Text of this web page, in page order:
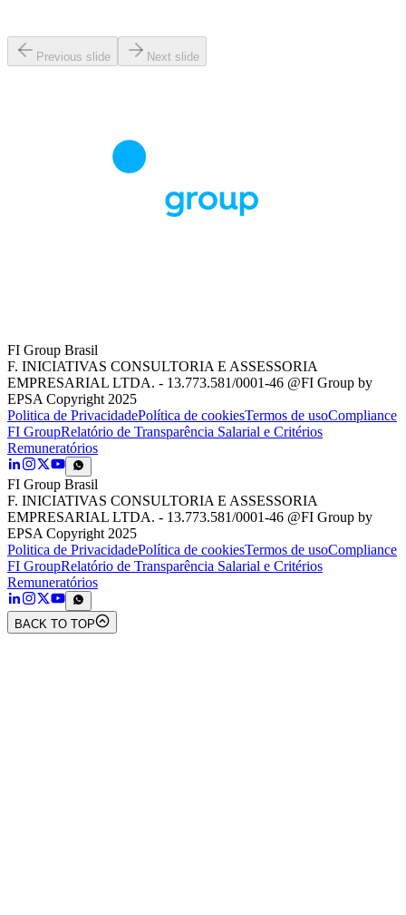
Previous slide Next slide
FI Group Brasil
F. INICIATIVAS CONSULTORIA E ASSESSORIA
EMPRESARIAL LTDA. - 13.773.581/0001-46 @FI Group by
EPSA Copyright 2025
Politica de PrivacidadePolítica de cookiesTermos de usoCompliance
FI GroupRelatório de Transparência Salarial e Critérios
Remuneratórios
FI Group Brasil
F. INICIATIVAS CONSULTORIA E ASSESSORIA
EMPRESARIAL LTDA. - 13.773.581/0001-46 @FI Group by
EPSA Copyright 2025
Politica de PrivacidadePolítica de cookiesTermos de usoCompliance
FI GroupRelatório de Transparência Salarial e Critérios
Remuneratórios
BACK TO TOP